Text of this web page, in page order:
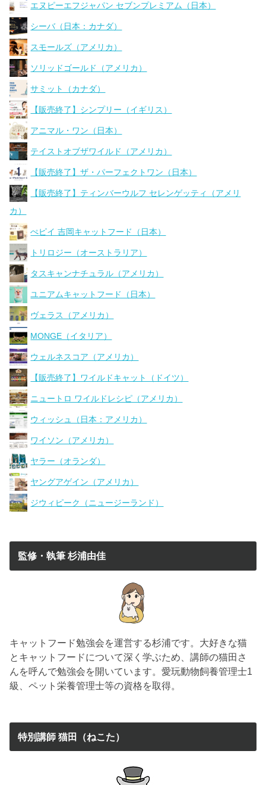
エヌピーエフジャパン セブンプレミアム（日本）
シーバ（日本：カナダ）
スモールズ（アメリカ）
ソリッドゴールド（アメリカ）
サミット（カナダ）
【販売終了】シンプリー（イギリス）
アニマル・ワン（日本）
テイストオブザワイルド（アメリカ）
【販売終了】ザ・パーフェクトワン（日本）
【販売終了】ティンバーウルフ セレンゲッティ（アメリ
カ）
ぺピイ 吉岡キャットフード（日本）
トリロジー（オーストラリア）
タスキャンナチュラル（アメリカ）
ユニアムキャットフード（日本）
ヴェラス（アメリカ）
MONGE（イタリア）
ウェルネスコア（アメリカ）
【販売終了】ワイルドキャット（ドイツ）
ニュートロ ワイルドレシピ（アメリカ）
ウィッシュ（日本：アメリカ）
ワイソン（アメリカ）
ヤラー（オランダ）
ヤングアゲイン（アメリカ）
ジウィピーク（ニュージーランド）
監修・執筆 杉浦由佳
キャットフード勉強会を運営する杉浦です。大好きな猫
とキャットフードについて深く学ぶため、講師の猫田さ
んを呼んで勉強会を開いています。愛玩動物飼養管理士1
級、ペット栄養管理士等の資格を取得。
特別講師 猫田（ねこた）